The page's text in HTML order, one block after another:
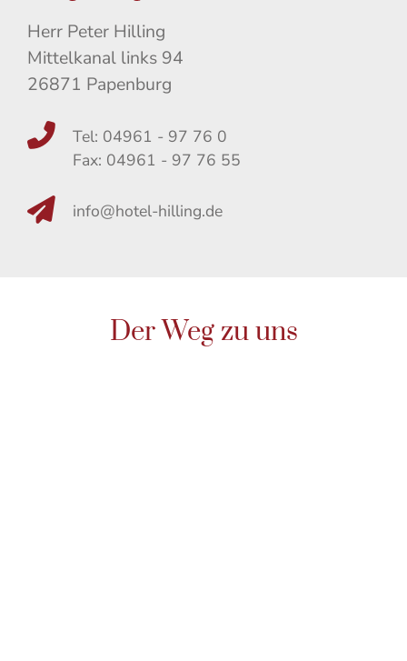
Herr Peter Hilling
Mittelkanal links 94
26871 Papenburg
Tel: 04961 - 97 76 0
Fax: 04961 - 97 76 55
info@hotel-hilling.de
Der Weg zu uns